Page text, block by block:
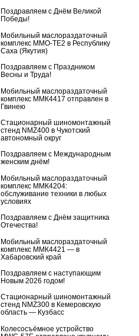
Поздравляем с Днём Великой
Победы!
Мобильный маслораздаточный
комплекс MMO-TE2 в Республику
Саха (Якутия)
Поздравляем с Праздником
Весны и Труда!
Мобильный маслораздаточный
комплекс ММК4417 отправлен в
Гвинею
Стационарный шиномонтажный
стенд NMZ400 в Чукотский
автономный округ
Поздравляем с Международным
женским днём!
Мобильный маслораздаточный
комплекс ММК4204:
обслуживание техники в любых
условиях
Поздравляем с Днём защитника
Отечества!
Мобильный маслораздаточный
комплекс ММК4421 — в
Хабаровский край
Поздравляем с наступающим
Новым 2026 годом!
Стационарный шиномонтажный
стенд NMZ300 в Кемеровскую
область — Кузбасс
Колесосъёмное устройство